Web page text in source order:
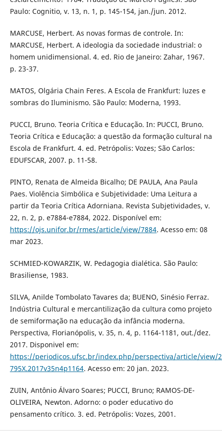
Paulo: Cognitio, v. 13, n. 1, p. 145-154, jan./jun. 2012.
MARCUSE, Herbert. As novas formas de controle. In:
MARCUSE, Herbert. A ideologia da sociedade industrial: o
homem unidimensional. 4. ed. Rio de Janeiro: Zahar, 1967.
p. 23-37.
MATOS, Olgária Chain Feres. A Escola de Frankfurt: luzes e
sombras do Iluminismo. São Paulo: Moderna, 1993.
PUCCI, Bruno. Teoria Crítica e Educação. In: PUCCI, Bruno.
Teoria Crítica e Educação: a questão da formação cultural na
Escola de Frankfurt. 4. ed. Petrópolis: Vozes; São Carlos:
EDUFSCAR, 2007. p. 11-58.
PINTO, Renata de Almeida Bicalho; DE PAULA, Ana Paula
Paes. Violência Simbólica e Subjetividade: Uma Leitura a
partir da Teoria Crítica Adorniana. Revista Subjetividades, v.
22, n. 2, p. e7884-e7884, 2022. Disponível em:
https://ojs.unifor.br/rmes/article/view/7884. Acesso em: 08
mar 2023.
SCHMIED-KOWARZIK, W. Pedagogia dialética. São Paulo:
Brasiliense, 1983.
SILVA, Anilde Tombolato Tavares da; BUENO, Sinésio Ferraz.
Indústria Cultural e mercantilização da cultura como projeto
de semiformação na educação da infância moderna.
Perspectiva, Florianópolis, v. 35, n. 4, p. 1164-1181, out./dez.
2017. Disponivel em:
https://periodicos.ufsc.br/index.php/perspectiva/article/view/
795X.2017v35n4p1164. Acesso em: 20 jan. 2023.
ZUIN, Antônio Álvaro Soares; PUCCI, Bruno; RAMOS-DE-
OLIVEIRA, Newton. Adorno: o poder educativo do
pensamento crítico. 3. ed. Petrópolis: Vozes, 2001.